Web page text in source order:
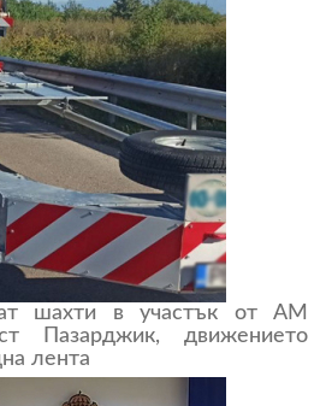
шахти в участък от АМ
Пазарджик, движението
лента